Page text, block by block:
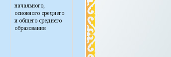
начального,
основного среднего
и общего среднего
образования